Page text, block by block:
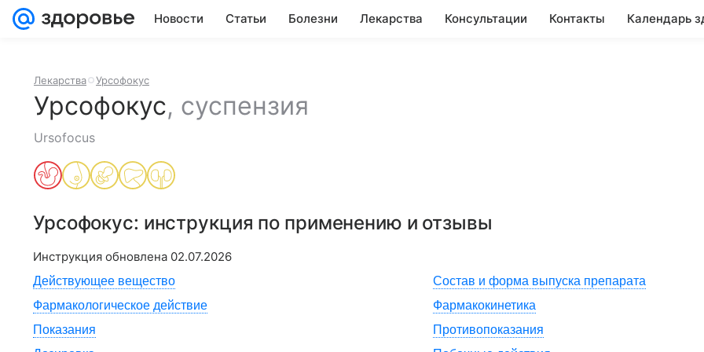
Новости Статьи Болезни Лекарства Консультации Контакты Календарь
Лекарства Урсофокус
Урсофокус, суспензия
Ursofocus
Урсофокус: инструкция по применению и отзывы
Инструкция обновлена 02.07.2026
Действующее вещество
Состав и форма выпуска препарата
Фармакологическое действие
Фармакокинетика
Показания
Противопоказания